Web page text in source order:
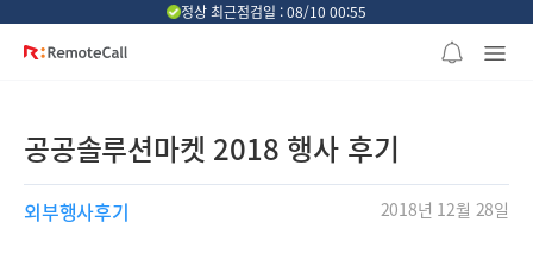
정상 최근점검일 : 08/10 00:55
공공솔루션마켓 2018 행사 후기
외부행사후기 2018년 12월 28일